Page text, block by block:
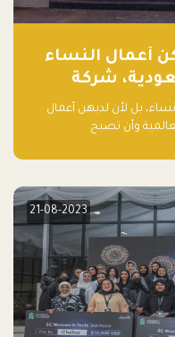
أعمال النساء
شركة
بل لأن لديهن أعمال
وأن تصبح
21-08-2023